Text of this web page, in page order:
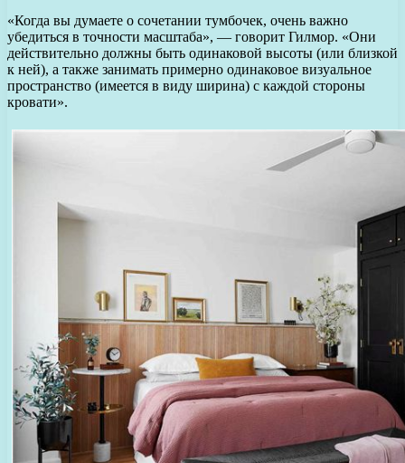
«Когда вы думаете о сочетании тумбочек, очень важно
убедиться в точности масштаба», — говорит Гилмор. «Они
действительно должны быть одинаковой высоты (или близкой
к ней), а также занимать примерно одинаковое визуальное
пространство (имеется в виду ширина) с каждой стороны
кровати».